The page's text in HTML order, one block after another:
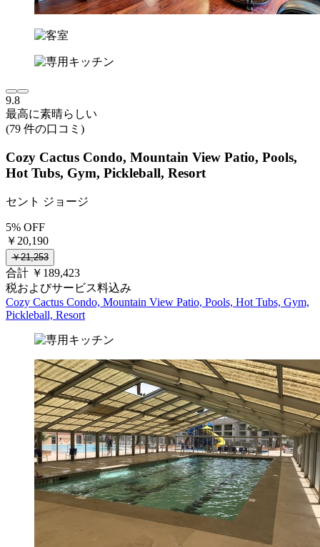
9.8
最高に素晴らしい
(79 件の口コミ)
Cozy Cactus Condo, Mountain View Patio, Pools,
Hot Tubs, Gym, Pickleball, Resort
セント ジョージ
5% OFF
￥20,190
￥21,253
合計 ￥189,423
税およびサービス料込み
Cozy Cactus Condo, Mountain View Patio, Pools, Hot Tubs, Gym,
Pickleball, Resort